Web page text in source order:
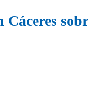
Cáceres